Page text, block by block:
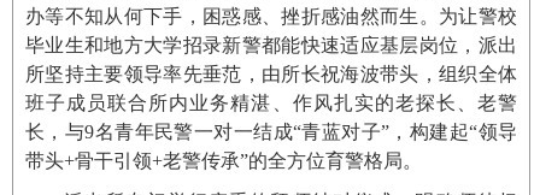
办等不知从何下手，困惑感、挫折感油然而生。为让警校
毕业生和地方大学招录新警都能快速适应基层岗位，派出
所坚持主要领导率先垂范，由所长祝海波带头，组织全体
班子成员联合所内业务精湛、作风扎实的老探长、老警
长，与9名青年民警一对一结成“青蓝对子”，构建起“领导
带头+骨干引领+老警传承”的全方位育警格局。